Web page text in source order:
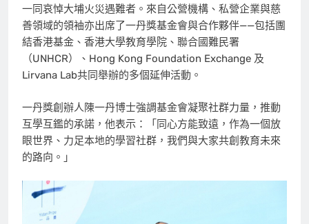
一同哀悼大埔火災遇難者。來自公營機構、私營企業與慈
善領域的領袖亦出席了一丹獎基金會與合作夥伴——包括團
結香港基金、香港大學教育學院、聯合國難民署
（UNHCR）、Hong Kong Foundation Exchange 及
Lirvana Lab共同舉辦的多個延伸活動。
一丹獎創辦人陳一丹博士強調基金會凝聚社群力量，推動
互學互鑑的承諾，他表示：「同心方能致遠，作為一個放
眼世界、力足本地的學習社群，我們與大家共創教育未來
的路向。」